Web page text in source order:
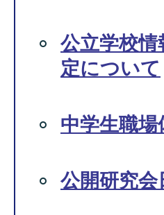
公立学校
定について
中学生職場
公開研究会